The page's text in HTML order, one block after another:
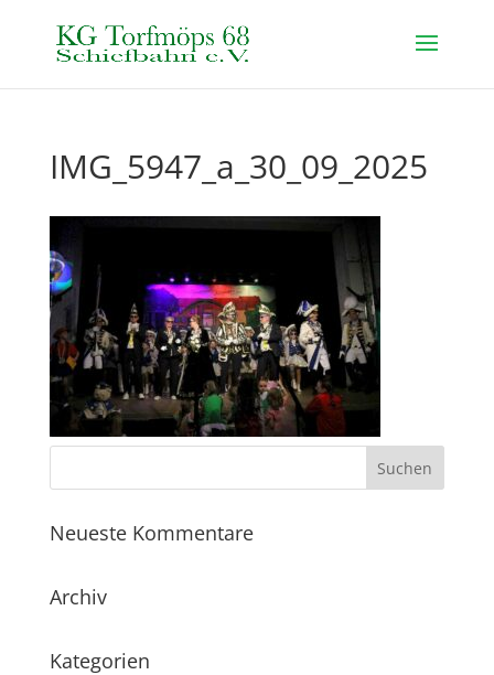
IMG_5947_a_30_09_2025
Neueste Kommentare
Archiv
Kategorien